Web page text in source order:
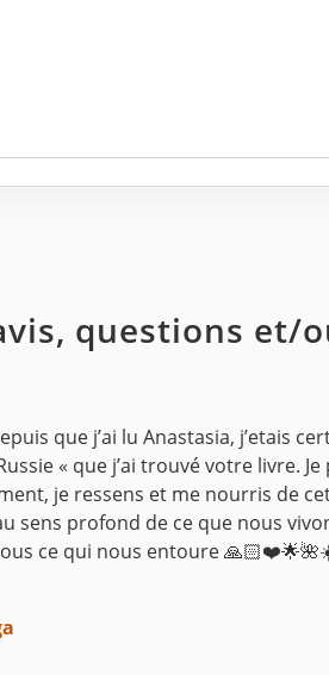
questions et/
que j’ai lu Anastasia, j’etais
« que j’ai trouvé votre livre.
je ressens et me nourris de
sens profond de ce que nous
ce qui nous entoure